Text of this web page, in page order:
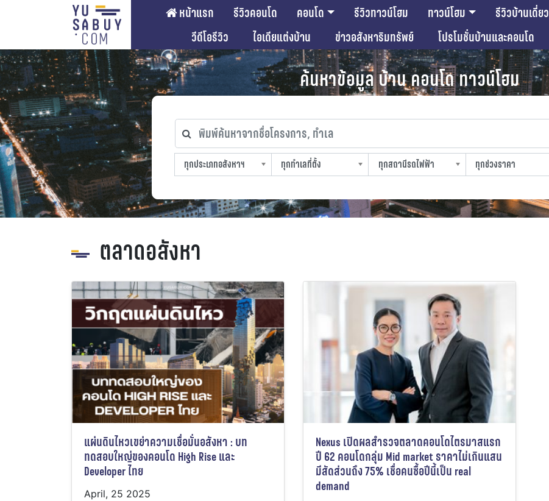
หน้าแรก รีวิวคอนโด คอนโด รีวิวทาวน์โฮม ทาวน์โฮม รีวิวบ้านเดี่ยว
วีดีโอรีวิว
ไอเดียแต่งบ้าน ข่าวอสังหาริมทรัพย์ โปรโมชั่นบ้านและคอนโด
ค้นหาข้อมูล บ้าน คอนโด ทาวน์โฮม
พิมพ์ค้นหาจากชื่อโครงการ, ทำเล
ทุกประเภทอสังหาฯ
ทุกประเภทอสังหาฯ
ทุกทำเลที่ตั้ง
ทุกทำเลที่ตั้ง
ทุกสถานีรถไฟฟ้า
ทุกสถานีรถไฟฟ้า
ทุกช่วงราคา
ทุกช่วงราคา
ตลาดอสังหา
แผ่นดินไหวเขย่าความเชื่อมั่นอสังหา : บท
ทดสอบใหญ่ของคอนโด High Rise และ
Developer ไทย
April, 25 2025
Nexus เปิดผลสำรวจตลาดคอนโดไตรมาสแรก
ปี 62 คอนโดกลุ่ม Mid market ราคาไม่เกินแสน
มีสัดส่วนถึง 75% เชื่อคนซื้อปีนี้เป็น real
demand